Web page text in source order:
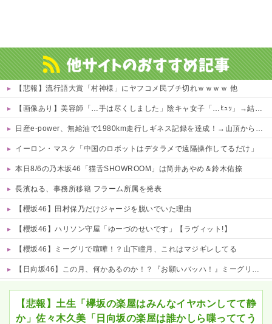
【悲報】流行語大賞「村神様」にヤフコメ民ブチ切れｗｗｗｗ 他
【画像あり】美容師「…手は尽くしました」陰キャ女子「…ﾋｭｯ」→結果・・・
日産e-power、無給油で1980km走行しギネス記録を達成！→山頂から下ってるだけでした…
イーロン・マスク「中国のロボットはデタラメで遠隔操作してるだけ」
本日8/6の乃木坂46「猫舌SHOWROOM」は筒井あやめ＆鈴木佑捺
長濱ねる、事務所移籍 フラーム所属を発表
【櫻坂46】田村保乃だけジャージを脱いでいた理由
【櫻坂46】ハリソン守屋「ゆーづのせいです」【ラヴィット!】
【櫻坂46】ミーグリで喧嘩！？山下瞳月、これはマジギレしてる
【日向坂46】この月、何かあるのか！？『お願いバッハ！』ミーグリ日程がこちら
【悲報】土生「欅坂の楽屋はみんなイヤホンしてて静
か」佐々木久美「日向坂の楽屋は誰かしら喋っててう